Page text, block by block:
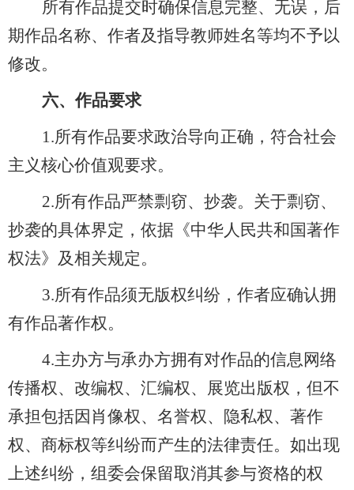
所有作品提交时确保信息完整、无误，后
期作品名称、作者及指导教师姓名等均不予以
修改。
六、作品要求
1.所有作品要求政治导向正确，符合社会
主义核心价值观要求。
2.所有作品严禁剽窃、抄袭。关于剽窃、
抄袭的具体界定，依据《中华人民共和国著作
权法》及相关规定。
3.所有作品须无版权纠纷，作者应确认拥
有作品著作权。
4.主办方与承办方拥有对作品的信息网络
传播权、改编权、汇编权、展览出版权，但不
承担包括因肖像权、名誉权、隐私权、著作
权、商标权等纠纷而产生的法律责任。如出现
上述纠纷，组委会保留取消其参与资格的权